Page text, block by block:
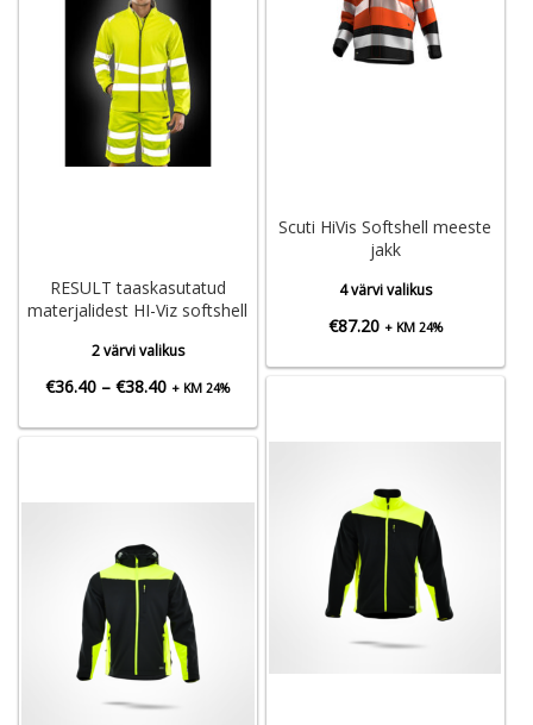
Scuti HiVis Softshell meeste
jakk
4 värvi valikus
€87.20 + KM 24%
RESULT taaskasutatud
materjalidest HI-Viz softshell
2 värvi valikus
€36.40 – €38.40Hinnavahemik:
+ KM 24%